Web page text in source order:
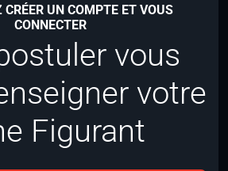
CRÉER UN COMPTE ET VOUS
CONNECTER
vous
votre
Figurant